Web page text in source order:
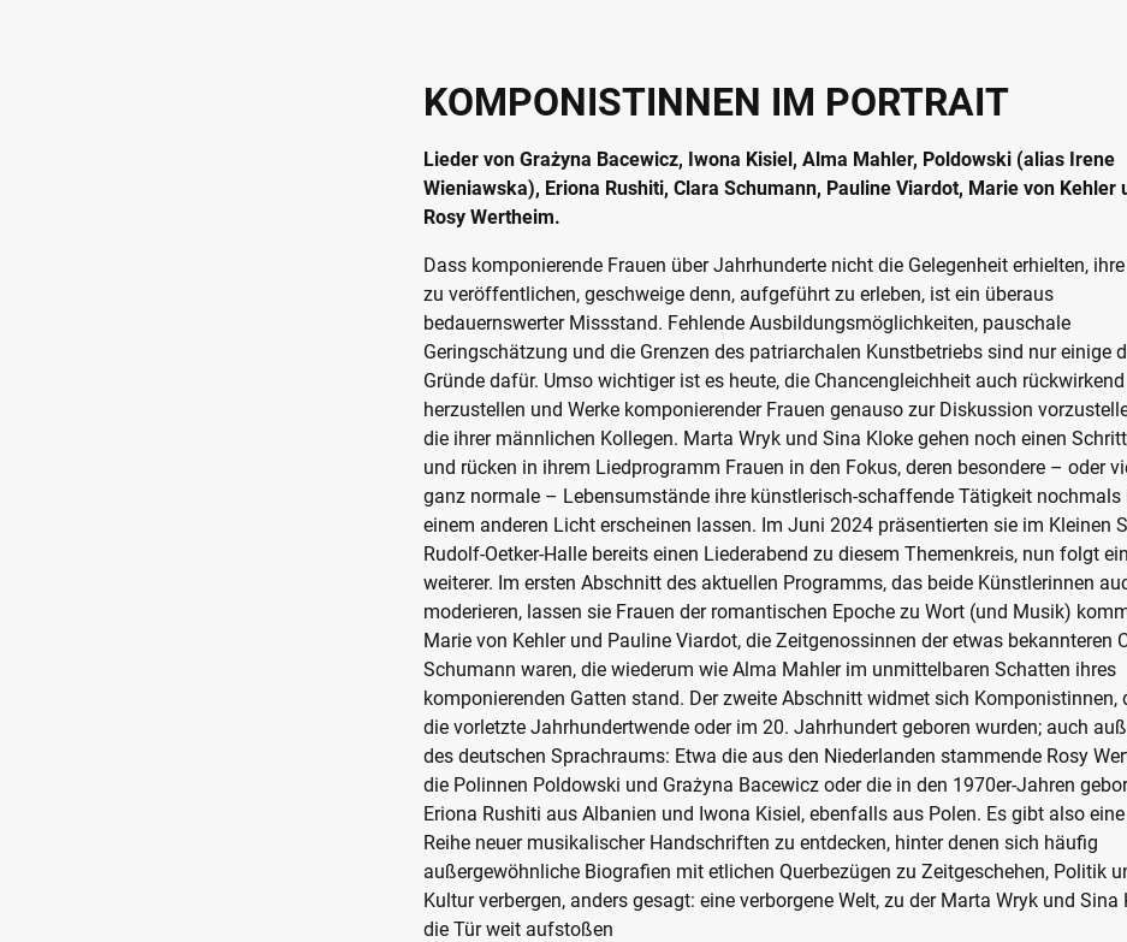
KOMPONISTINNEN IM PORTRAIT
Lieder von Grażyna Bacewicz, Iwona Kisiel, Alma Mahler, Poldowski (alias Irene
Wieniawska), Eriona Rushiti, Clara Schumann, Pauline Viardot, Marie von Kehler
Rosy Wertheim.
Dass komponierende Frauen über Jahrhunderte nicht die Gelegenheit erhielten, ihre
zu veröffentlichen, geschweige denn, aufgeführt zu erleben, ist ein überaus
bedauernswerter Missstand. Fehlende Ausbildungsmöglichkeiten, pauschale
Geringschätzung und die Grenzen des patriarchalen Kunstbetriebs sind nur einige
Gründe dafür. Umso wichtiger ist es heute, die Chancengleichheit auch rückwirkend
herzustellen und Werke komponierender Frauen genauso zur Diskussion
die ihrer männlichen Kollegen. Marta Wryk und Sina Kloke gehen noch einen
und rücken in ihrem Liedprogramm Frauen in den Fokus, deren besondere – oder
ganz normale – Lebensumstände ihre künstlerisch-schaffende Tätigkeit nochmals
einem anderen Licht erscheinen lassen. Im Juni 2024 präsentierten sie im Kleinen
Rudolf-Oetker-Halle bereits einen Liederabend zu diesem Themenkreis, nun folgt ein
weiterer. Im ersten Abschnitt des aktuellen Programms, das beide Künstlerinnen
moderieren, lassen sie Frauen der romantischen Epoche zu Wort (und Musik)
Marie von Kehler und Pauline Viardot, die Zeitgenossinnen der etwas bekannteren
Schumann waren, die wiederum wie Alma Mahler im unmittelbaren Schatten ihres
komponierenden Gatten stand. Der zweite Abschnitt widmet sich Komponistinnen,
die vorletzte Jahrhundertwende oder im 20. Jahrhundert geboren wurden; auch
des deutschen Sprachraums: Etwa die aus den Niederlanden stammende Rosy
die Polinnen Poldowski und Grażyna Bacewicz oder die in den 1970er-Jahren
Eriona Rushiti aus Albanien und Iwona Kisiel, ebenfalls aus Polen. Es gibt also
Reihe neuer musikalischer Handschriften zu entdecken, hinter denen sich häufig
außergewöhnliche Biografien mit etlichen Querbezügen zu Zeitgeschehen, Politik
Kultur verbergen, anders gesagt: eine verborgene Welt, zu der Marta Wryk und Sina
die Tür weit aufstoßen